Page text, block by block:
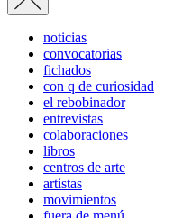
noticias
convocatorias
fichados
con q de curiosidad
el rebobinador
entrevistas
colaboraciones
libros
centros de arte
artistas
movimientos